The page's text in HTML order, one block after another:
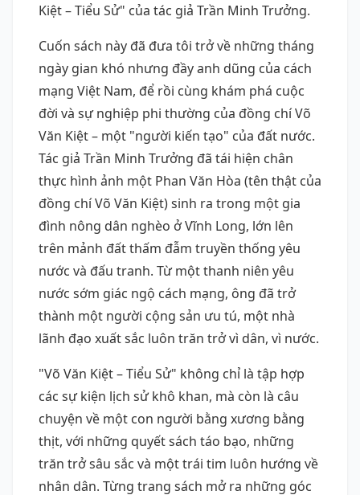
Kiệt – Tiểu Sử" của tác giả Trần Minh Trưởng.
Cuốn sách này đã đưa tôi trở về những tháng
ngày gian khó nhưng đầy anh dũng của cách
mạng Việt Nam, để rồi cùng khám phá cuộc
đời và sự nghiệp phi thường của đồng chí Võ
Văn Kiệt – một "người kiến tạo" của đất nước.
Tác giả Trần Minh Trưởng đã tái hiện chân
thực hình ảnh một Phan Văn Hòa (tên thật của
đồng chí Võ Văn Kiệt) sinh ra trong một gia
đình nông dân nghèo ở Vĩnh Long, lớn lên
trên mảnh đất thấm đẫm truyền thống yêu
nước và đấu tranh. Từ một thanh niên yêu
nước sớm giác ngộ cách mạng, ông đã trở
thành một người cộng sản ưu tú, một nhà
lãnh đạo xuất sắc luôn trăn trở vì dân, vì nước.
"Võ Văn Kiệt – Tiểu Sử" không chỉ là tập hợp
các sự kiện lịch sử khô khan, mà còn là câu
chuyện về một con người bằng xương bằng
thịt, với những quyết sách táo bạo, những
trăn trở sâu sắc và một trái tim luôn hướng về
nhân dân. Từng trang sách mở ra những góc